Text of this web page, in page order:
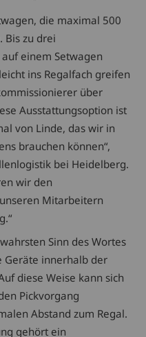
die maximal 500
Bis zu drei
einem Setwagen
ins Regalfach greifen
über
Ausstattungsoption ist
von Linde, das wir in
brauchen können“,
bei Heidelberg.
wir den
Mitarbeitern
Sinn des Wortes
Geräte innerhalb der
diese Weise kann sich
Pickvorgang
Abstand zum Regal.
gehört ein